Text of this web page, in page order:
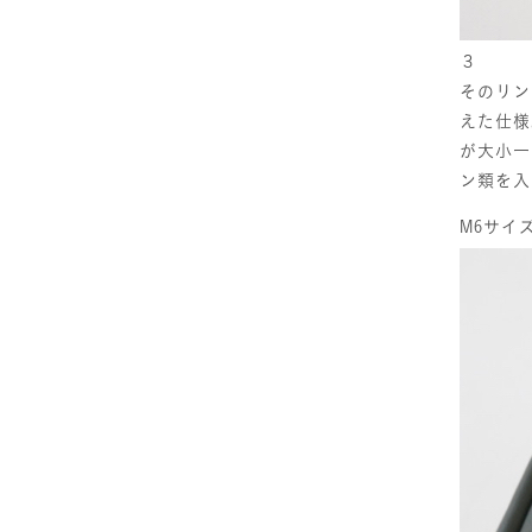
３
そのリ
えた仕
が大小
ン類を
M6サイ